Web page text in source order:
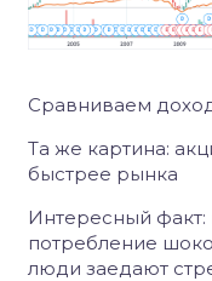
Сравниваем
Та же картина:
быстрее рынка
Интересный факт:
потребление
люди заедают